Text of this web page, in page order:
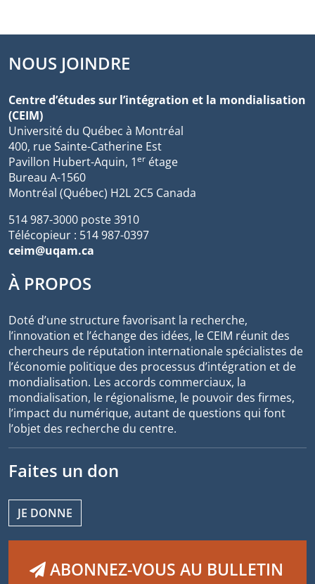
NOUS JOINDRE
Centre d’études sur l’intégration et la mondialisation
(CEIM)
Université du Québec à Montréal
400, rue Sainte-Catherine Est
Pavillon Hubert-Aquin, 1er étage
Bureau A-1560
Montréal (Québec) H2L 2C5 Canada
514 987-3000 poste 3910
Télécopieur : 514 987-0397
ceim@uqam.ca
À PROPOS
Doté d’une structure favorisant la recherche,
l’innovation et l’échange des idées, le CEIM réunit des
chercheurs de réputation internationale spécialistes de
l’économie politique des processus d’intégration et de
mondialisation. Les accords commerciaux, la
mondialisation, le régionalisme, le pouvoir des firmes,
l’impact du numérique, autant de questions qui font
l’objet des recherche du centre.
Faites un don
JE DONNE
ABONNEZ-VOUS AU BULLETIN